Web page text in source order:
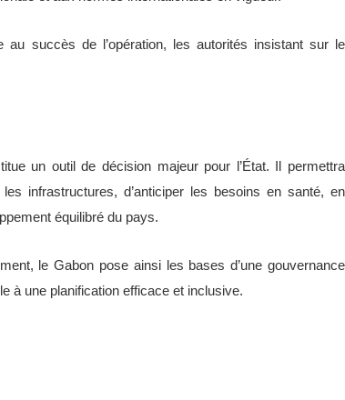
au succès de l’opération, les autorités insistant sur le
un outil de décision majeur pour l’État. Il permettra
infrastructures, d’anticiper les besoins en santé, en
équilibré du pays.
le Gabon pose ainsi les bases d’une gouvernance
à une planification efficace et inclusive.